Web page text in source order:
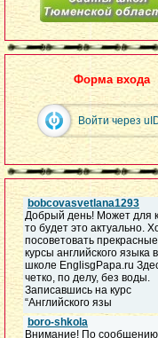
Форма входа
Войти через